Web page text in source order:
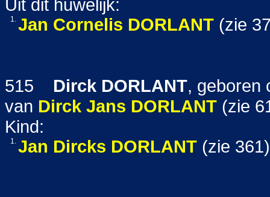
Uit dit huwelijk:
1. Jan Cornelis DORLANT (zie
515 Dirck DORLANT, geboren
van Dirck Jans DORLANT (zie
Kind:
1. Jan Dircks DORLANT (zie